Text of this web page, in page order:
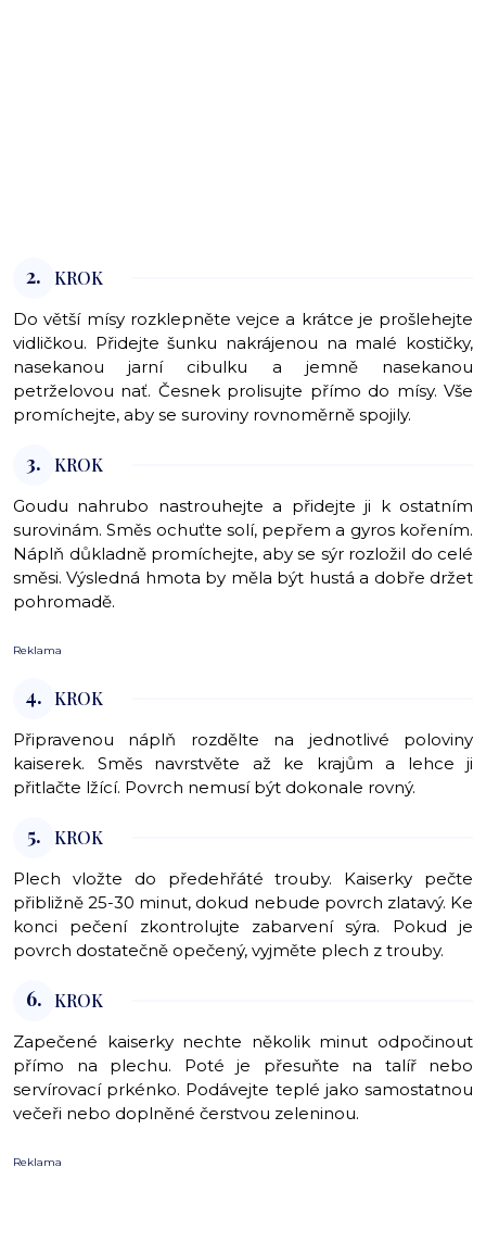
2. KROK
Do větší mísy rozklepněte vejce a krátce je prošlehejte
vidličkou. Přidejte šunku nakrájenou na malé kostičky,
nasekanou jarní cibulku a jemně nasekanou
petrželovou nať. Česnek prolisujte přímo do mísy. Vše
promíchejte, aby se suroviny rovnoměrně spojily.
3. KROK
Goudu nahrubo nastrouhejte a přidejte ji k ostatním
surovinám. Směs ochuťte solí, pepřem a gyros kořením.
Náplň důkladně promíchejte, aby se sýr rozložil do celé
směsi. Výsledná hmota by měla být hustá a dobře držet
pohromadě.
Reklama
4. KROK
Připravenou náplň rozdělte na jednotlivé poloviny
kaiserek. Směs navrstvěte až ke krajům a lehce ji
přitlačte lžící. Povrch nemusí být dokonale rovný.
5. KROK
Plech vložte do předehřáté trouby. Kaiserky pečte
přibližně 25-30 minut, dokud nebude povrch zlatavý. Ke
konci pečení zkontrolujte zabarvení sýra. Pokud je
povrch dostatečně opečený, vyjměte plech z trouby.
6. KROK
Zapečené kaiserky nechte několik minut odpočinout
přímo na plechu. Poté je přesuňte na talíř nebo
servírovací prkénko. Podávejte teplé jako samostatnou
večeři nebo doplněné čerstvou zeleninou.
Reklama